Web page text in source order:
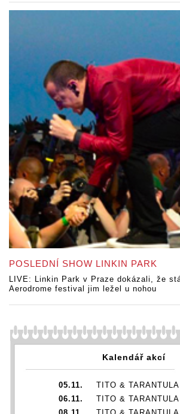
POSLEDNÍ SHOW LINKIN PARK
LIVE: Linkin Park v Praze dokázali, že
Aerodrome festival jim ležel u nohou
Kalendář akcí
05.11.
TITO & TARANTULA
06.11.
TITO & TARANTULA